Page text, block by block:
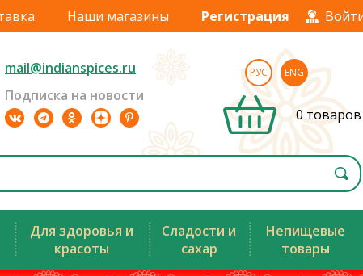
Наши магазины Регистрация
mail@indianspices.ru
Подписка на новости
РУС ENG
0 товаров
Для здоровья и
красоты
Сладости и
сахар
Непищевые
товары